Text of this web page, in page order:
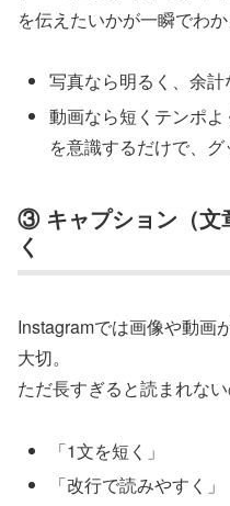
を伝えたいかが一瞬でわか
写真なら明るく、余
動画なら短くテンポよ
を意識するだけで、グ
③ キャプション（文
く
Instagramでは画像や動画
大切。
ただ長すぎると読まれない
「1文を短く」
「改行で読みやすく」